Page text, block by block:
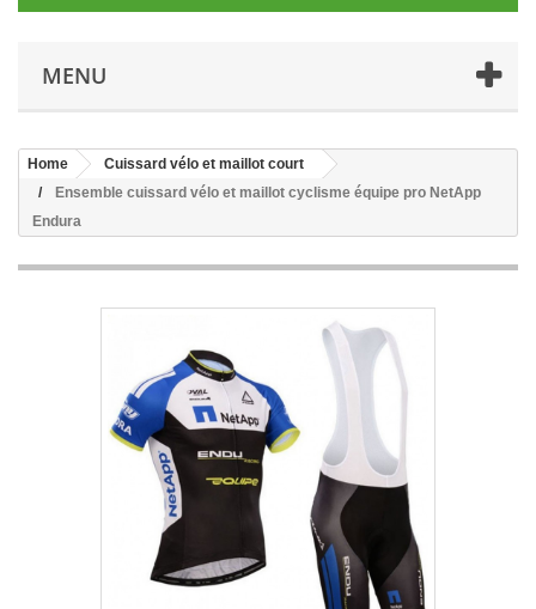
MENU
Home
Cuissard vélo et maillot court
Ensemble cuissard vélo et maillot cyclisme équipe pro NetApp
Endura